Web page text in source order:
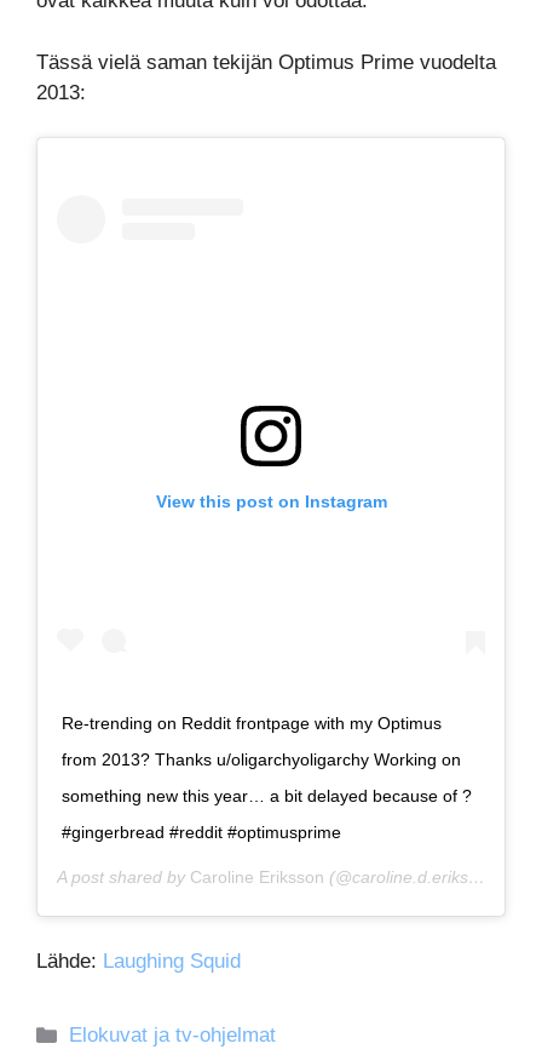
Tässä vielä saman tekijän Optimus Prime vuodelta
2013:
View this post on Instagram
Re-trending on Reddit frontpage with my Optimus
from 2013? Thanks u/oligarchyoligarchy Working on
something new this year… a bit delayed because of ?
#gingerbread #reddit #optimusprime
A post shared by Caroline Eriksson (@caroline.d.eriksson) on
Lähde: Laughing Squid
Kategoriat
Elokuvat ja tv-ohjelmat